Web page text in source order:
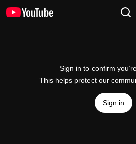
Sign in to confirm
This helps protect our
Sign in